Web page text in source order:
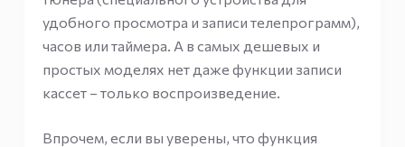
удобного просмотра и записи телепрограмм),
часов или таймера. А в самых дешевых и
простых моделях нет даже функции записи
кассет – только воспроизведение.
Впрочем, если вы уверены, что функция